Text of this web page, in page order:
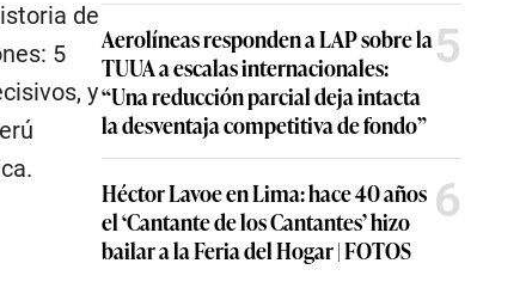
de
5
y
Aerolíneas responden a LAP sobre la
TUUA a escalas internacionales:
“Una reducción parcial deja intacta
la desventaja competitiva de fondo”
5
Héctor Lavoe en Lima: hace 40 años
el ‘Cantante de los Cantantes’ hizo
bailar a la Feria del Hogar | FOTOS
6